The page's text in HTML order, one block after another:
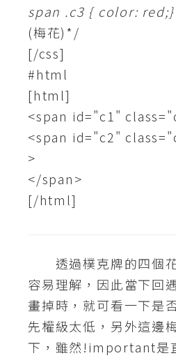
金
流
物
流
架
設
與
網
E
O
工
具
span .c3 { color:
(梅花)*/
[/css]
#html
[html]
<span id="c1"
<span id="c2"
>
</span>
[/html]
透過樸克牌的四個
容易理解，因此當下回
畫掉時，就可看一下是
先權級太低，另外這邊
下，雖然!important是